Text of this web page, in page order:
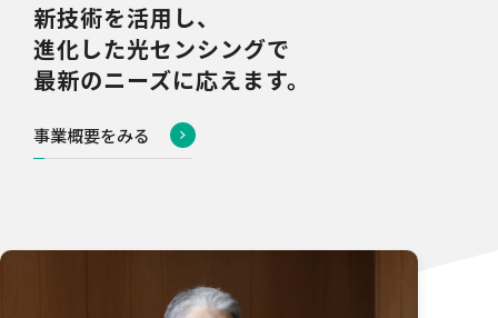
新技術を活用し、
進化した光センシングで
最新のニーズに応えます。
事業概要をみる